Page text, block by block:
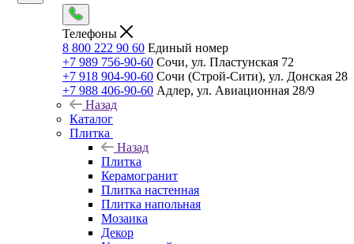
Телефоны
8 800 222 90 60 Единый номер
+7 989 756-90-60 Сочи, ул. Пластунская 72
+7 918 904-90-60 Сочи (Строй-Сити), ул. Донская 28
+7 988 406-90-60 Адлер, ул. Авиационная 28/9
Назад
Каталог
Плитка
Назад
Плитка
Керамогранит
Плитка настенная
Плитка напольная
Мозаика
Декор